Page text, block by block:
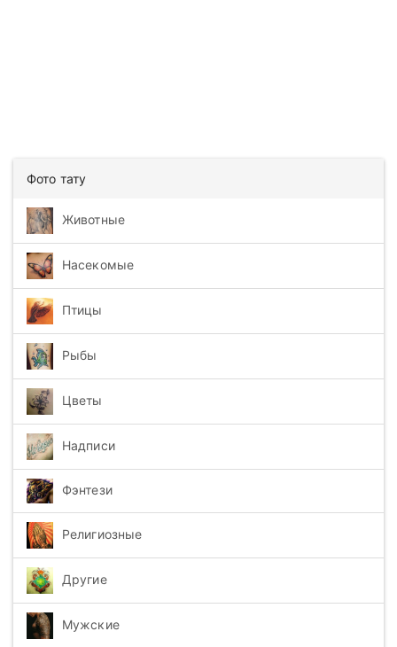
Фото тату
Животные
Насекомые
Птицы
Рыбы
Цветы
Надписи
Фэнтези
Религиозные
Другие
Мужские